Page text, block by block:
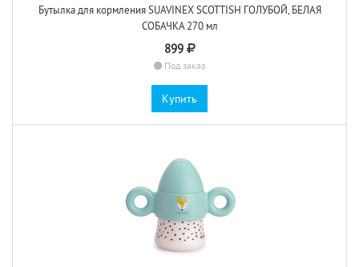
Бутылка для кормления SUAVINEX SCOTTISH ГОЛУБОЙ, БЕЛАЯ
СОБАЧКА 270 мл
899
Под заказ
Купить